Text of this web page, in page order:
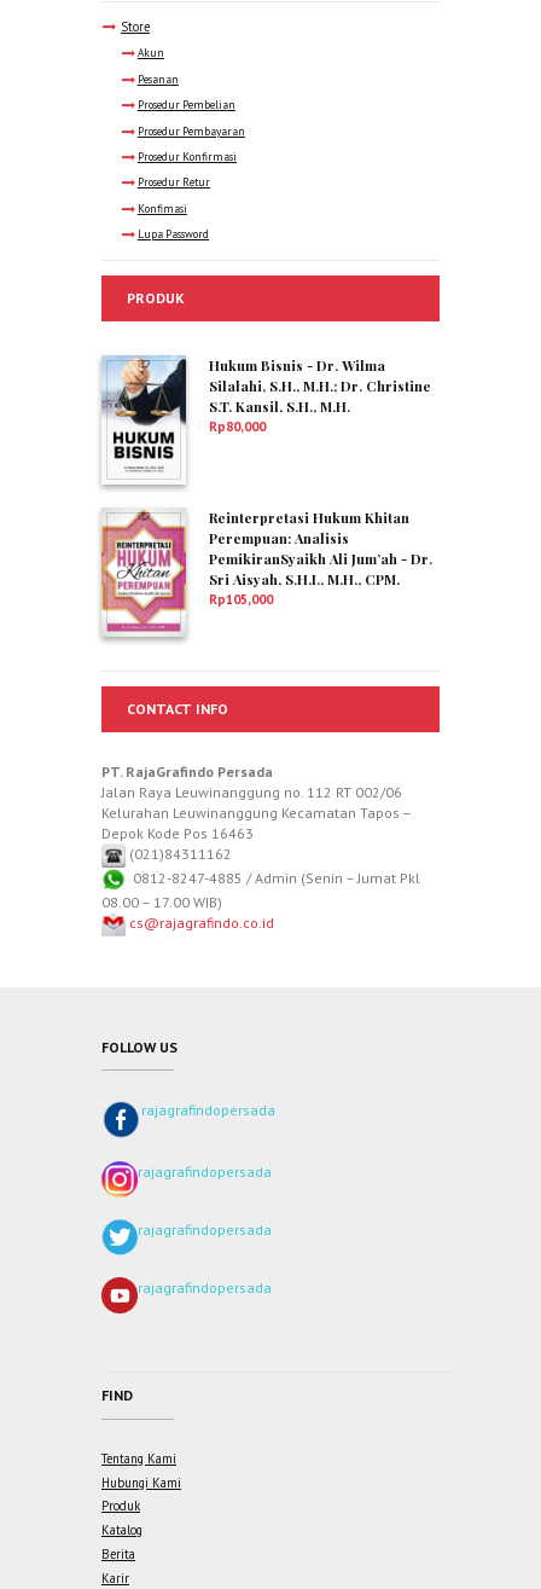
Store
Akun
Pesanan
Prosedur Pembelian
Prosedur Pembayaran
Prosedur Konfirmasi
Prosedur Retur
Konfimasi
Lupa Password
PRODUK
Hukum Bisnis - Dr. Wilma
Silalahi, S.H., M.H.; Dr. Christine
S.T. Kansil, S.H., M.H.
Rp80,000
Reinterpretasi Hukum Khitan
Perempuan: Analisis
PemikiranSyaikh Ali Jum’ah - Dr.
Sri Aisyah, S.H.I., M.H., CPM.
Rp105,000
CONTACT INFO
PT. RajaGrafindo Persada
Jalan Raya Leuwinanggung no. 112 RT 002/06
Kelurahan Leuwinanggung Kecamatan Tapos –
Depok Kode Pos 16463
(021)84311162
0812-8247-4885 / Admin (Senin – Jumat Pkl
08.00 – 17.00 WIB)
cs@rajagrafindo.co.id
FOLLOW US
rajagrafindopersada
rajagrafindopersada
rajagrafindopersada
rajagrafindopersada
FIND
Tentang Kami
Hubungi Kami
Produk
Katalog
Berita
Karir